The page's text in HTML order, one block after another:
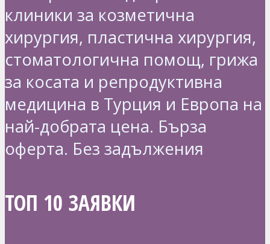
клиники за козметична
хирургия, пластична хирургия,
стоматологична помощ, грижа
за косата и репродуктивна
медицина в Турция и Европа на
най-добрата цена. Бърза
оферта. Без задължения
ТОП 10 ЗАЯВКИ